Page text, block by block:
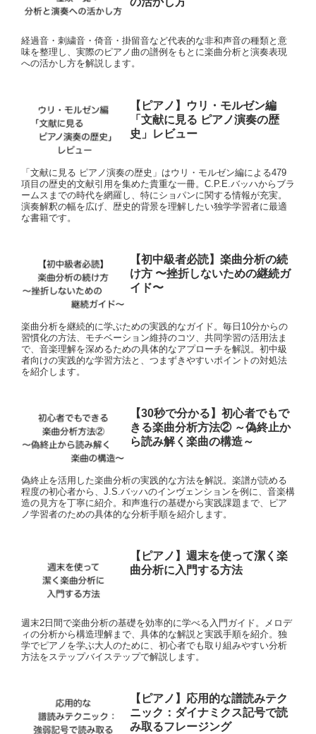
経過音・刺繍音・倚音・掛留音など代表的な非和声音の種類と意
味を整理し、実際のピアノ曲の譜例をもとに楽曲分析と演奏表現
への活かし方を解説します。
【ピアノ】ウリ・モルゼン編
「文献に見る ピアノ演奏の歴
史」レビュー
「文献に見る ピアノ演奏の歴史」はウリ・モルゼン編による479
項目の歴史的文献引用を集めた貴重な一冊。C.P.E.バッハからブラ
ームスまでの時代を網羅し、特にショパンに関する情報が充実。
演奏解釈の幅を広げ、歴史的背景を理解したい独学学習者に最適
な書籍です。
【初中級者必読】楽曲分析の続
け方 〜挫折しないための継続ガ
イド〜
楽曲分析を継続的に学ぶための実践的なガイド。毎日10分からの
習慣化の方法、モチベーション維持のコツ、共同学習の活用法ま
で、音楽理解を深めるための具体的なアプローチを解説。初中級
者向けの実践的な学習方法と、つまずきやすいポイントの対処法
を紹介します。
【30秒で分かる】初心者でもで
きる楽曲分析方法② ～偽終止か
ら読み解く楽曲の構造～
偽終止を活用した楽曲分析の実践的な方法を解説。楽譜が読める
程度の初心者から、J.S.バッハのインヴェンションを例に、音楽構
造の見方を丁寧に紹介。和声進行の基礎から実践課題まで、ピア
ノ学習者のための具体的な分析手順を紹介します。
【ピアノ】週末を使って潔く楽
曲分析に入門する方法
週末2日間で楽曲分析の基礎を効率的に学べる入門ガイド。メロデ
ィの分析から構造理解まで、具体的な解説と実践手順を紹介。独
学でピアノを学ぶ大人のために、初心者でも取り組みやすい分析
方法をステップバイステップで解説します。
【ピアノ】応用的な譜読みテク
ニック：ダイナミクス記号で読
み取るフレージング